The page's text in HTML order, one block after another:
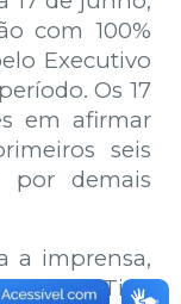
com 100%
Executivo
Os 17
em afirmar
seis
por demais
a imprensa,
Tide